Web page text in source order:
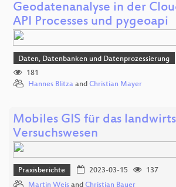
Geodatenanalyse in der
API Processes und pygeoapi
Daten, Datenbanken und Datenprozessierung
181
Hannes Blitza and Christian Mayer
Mobiles GIS für das
Versuchswesen
Praxisberichte 2023-03-15
137
Martin Weis and Christian Bauer